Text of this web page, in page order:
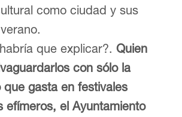
como ciudad y sus
que explicar?. Quien
con sólo la
que gasta en festivales
efímeros, el Ayuntamiento